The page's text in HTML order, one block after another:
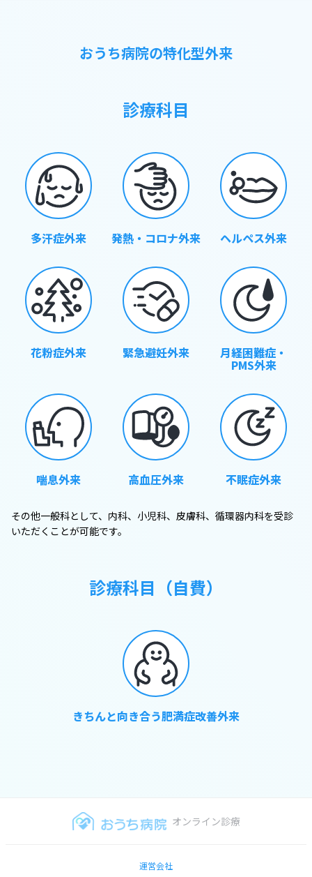
おうち病院の特化型外来
診療科目
多汗症外来 発熱・コロナ外来 ヘルペス外来
花粉症外来 緊急避妊外来 月経困難症・
PMS外来
喘息外来 高血圧外来 不眠症外来
その他一般科として、内科、小児科、皮膚科、循環器内科を受診
いただくことが可能です。
診療科目（自費）
きちんと向き合う肥満症改善外来
オンライン診療
運営会社